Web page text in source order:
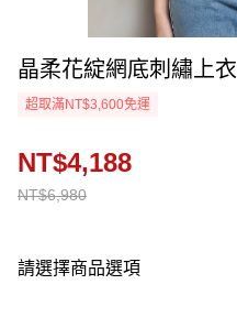
晶柔花綻網底刺繡上衣
超取滿NT$3,600免運
NT$6,980
NT$4,188
請選擇商品選項